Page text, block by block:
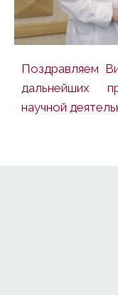
Поздравляем
дальнейших
научной